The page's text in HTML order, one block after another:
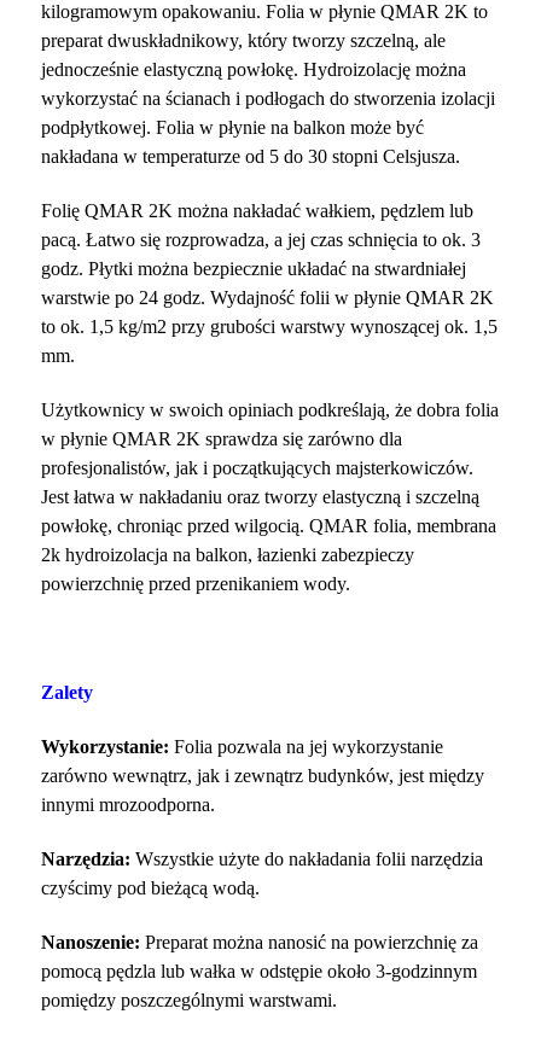
kilogramowym opakowaniu. Folia w płynie QMAR 2K to
preparat dwuskładnikowy, który tworzy szczelną, ale
jednocześnie elastyczną powłokę. Hydroizolację można
wykorzystać na ścianach i podłogach do stworzenia izolacji
podpłytkowej. Folia w płynie na balkon może być
nakładana w temperaturze od 5 do 30 stopni Celsjusza.
Folię QMAR 2K można nakładać wałkiem, pędzlem lub
pacą. Łatwo się rozprowadza, a jej czas schnięcia to ok. 3
godz. Płytki można bezpiecznie układać na stwardniałej
warstwie po 24 godz. Wydajność folii w płynie QMAR 2K
to ok. 1,5 kg/m2 przy grubości warstwy wynoszącej ok. 1,5
mm.
Użytkownicy w swoich opiniach podkreślają, że dobra folia
w płynie QMAR 2K sprawdza się zarówno dla
profesjonalistów, jak i początkujących majsterkowiczów.
Jest łatwa w nakładaniu oraz tworzy elastyczną i szczelną
powłokę, chroniąc przed wilgocią. QMAR folia, membrana
2k hydroizolacja na balkon, łazienki zabezpieczy
powierzchnię przed przenikaniem wody.
Zalety
Wykorzystanie: Folia pozwala na jej wykorzystanie
zarówno wewnątrz, jak i zewnątrz budynków, jest między
innymi mrozoodporna.
Narzędzia: Wszystkie użyte do nakładania folii narzędzia
czyścimy pod bieżącą wodą.
Nanoszenie: Preparat można nanosić na powierzchnię za
pomocą pędzla lub wałka w odstępie około 3-godzinnym
pomiędzy poszczególnymi warstwami.